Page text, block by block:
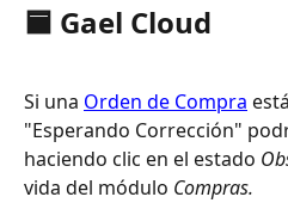
🟦 Gael Cloud
Si una Orden de Compra
"Esperando Corrección"
haciendo clic en el estado
vida del módulo Compras.